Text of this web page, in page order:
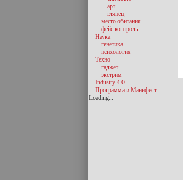
арт
глянец
место обитания
фейс контроль
Наука
генетика
психология
Техно
гаджет
экстрим
Industry 4.0
Программа и Манифест
Loading...